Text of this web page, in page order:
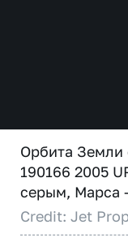
Орбита Земли
190166 2005
серым, Марса
Credit: Jet